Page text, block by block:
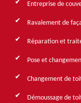
Entreprise de
Ravalement de
Réparation et
Pose et
Changement de
Démoussage de